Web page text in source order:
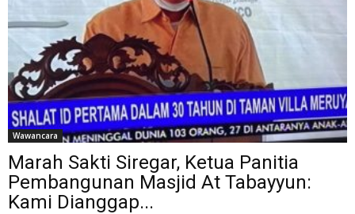
Wawancara
Marah Sakti Siregar, Ketua Panitia
Pembangunan Masjid At Tabayyun:
Kami Dianggap...